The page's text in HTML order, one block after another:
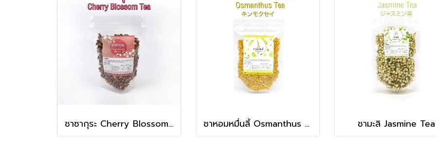
ชาซากุระ Cherry Blossom Tea ชาหอมหมื่นลี้ Osmanthus Tea ชามะลิ Jasmine Tea